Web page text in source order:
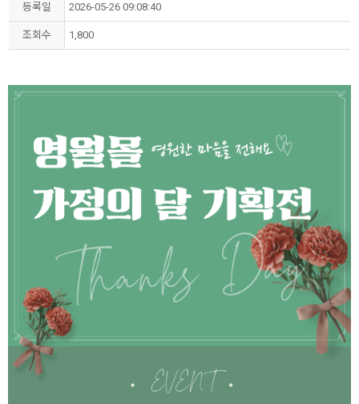
등록일 2026-05-26 09:08:40
조회수 1,800